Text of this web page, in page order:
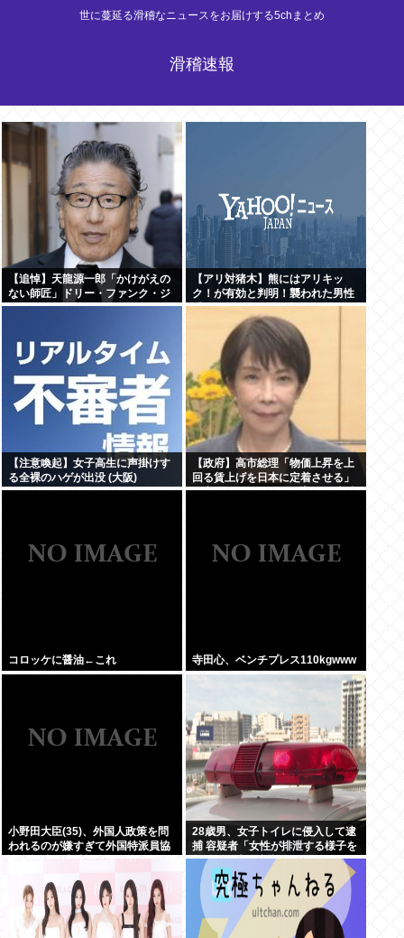
世に蔓延る滑稽なニュースをお届けする5chまとめ
滑稽速報
【追悼】天龍源一郎「かけがえの
ない師匠」ドリー・ファンク・ジ
ュニアさん追悼
【アリ対猪木】熊にはアリキッ
ク！が有効と判明！襲われた男性
「アリキックで追っ払った」
【注意喚起】女子高生に声掛けす
る全裸のハゲが出没 (大阪)
【政府】高市総理「物価上昇を上
回る賃上げを日本に定着させる」
国家公務員月給3.51%増へ 人事院
コロッケに醤油←これ 寺田心、ベンチプレス110kgwww
小野田大臣(35)、外国人政策を問
われるのが嫌すぎて外国特派員協
会の招待を連続拒否www
28歳男、女子トイレに侵入して逮
捕 容疑者「女性が排泄する様子を
見たくて床に寝込んでしまった」